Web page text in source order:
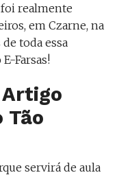
realmente
em Czarne, na
toda essa
Farsas!
Tão
servirá de aula